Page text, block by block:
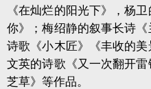
《在灿烂的阳光下》，杨
你》；梅绍静的叙事长诗
诗歌《小木匠》《丰收的
文英的诗歌《又一次翻开
芝草》等作品。